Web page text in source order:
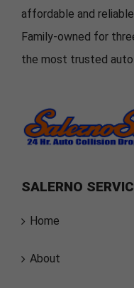
affordable and
Family-owned for
the most trusted auto
SALERNO
Home
About